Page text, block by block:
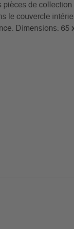
pièces de
le couvercle
Dimensions: 65